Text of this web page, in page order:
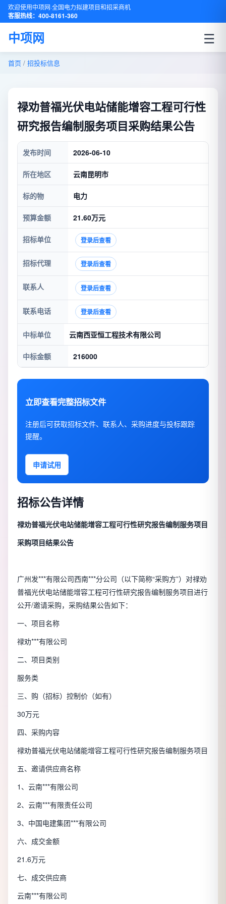
欢迎使用中项网·全国电力拟建项目和招采商机
客服热线：400-8161-360
中项网 ☰
首页 / 招投标信息
禄劝普福光伏电站储能增容工程可行性
研究报告编制服务项目采购结果公告
发布时间 2026-06-10
所在地区 云南昆明市
标的物 电力
预算金额 21.60万元
招标单位 登录后查看
招标代理 登录后查看
联系人 登录后查看
联系电话 登录后查看
中标单位 云南西亚恒工程技术有限公司
中标金额 216000
立即查看完整招标文件
注册后可获取招标文件、联系人、采购进度与投标跟踪
提醒。
申请试用
招标公告详情
禄劝普福光伏电站储能增容工程可行性研究报告编制服务项目
采购项目结果公告
广州发***有限公司西南***分公司（以下简称“采购方”）对禄劝
普福光伏电站储能增容工程可行性研究报告编制服务项目进行
公开/邀请采购，采购结果公告如下：
一、项目名称
禄劝***有限公司
二、项目类别
服务类
三、购（招标）控制价（如有）
30万元
四、采购内容
禄劝普福光伏电站储能增容工程可行性研究报告编制服务项目
五、邀请供应商名称
1、云南***有限公司
2、云南***有限责任公司
3、中国电建集团***有限公司
六、成交金额
21.6万元
七、成交供应商
云南***有限公司